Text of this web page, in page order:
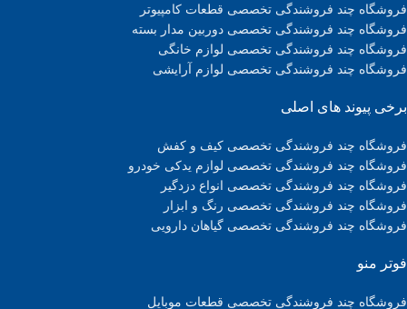
فروشگاه چند فروشندگی تخصصی قطعات کامپیوتر
فروشگاه چند فروشندگی تخصصی دوربین مدار بسته
فروشگاه چند فروشندگی تخصصی لوازم خانگی
فروشگاه چند فروشندگی تخصصی لوازم آرایشی
برخی پیوند های اصلی
فروشگاه چند فروشندگی تخصصی کیف و کفش
فروشگاه چند فروشندگی تخصصی لوازم یدکی خودرو
فروشگاه چند فروشندگی تخصصی انواع دزدگیر
فروشگاه چند فروشندگی تخصصی رنگ و ابزار
فروشگاه چند فروشندگی تخصصی گیاهان دارویی
فوتر منو
فروشگاه چند فروشندگی تخصصی قطعات موبایل